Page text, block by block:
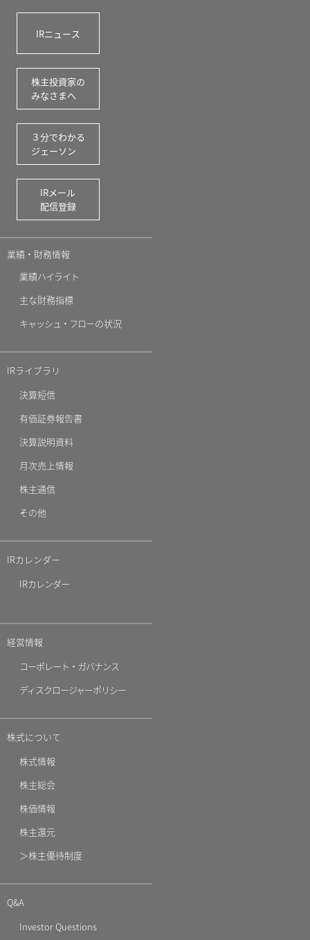
IRニュース
株主投資家の
みなさまへ
３分でわかる
ジェーソン
IRメール
配信登録
業績・財務情報
業績ハイライト
主な財務指標
キャッシュ・フローの状況
IRライブラリ
決算短信
有価証券報告書
決算説明資料
月次売上情報
株主通信
その他
IRカレンダー
IRカレンダー
経営情報
コーポレート・ガバナンス
ディスクロージャーポリシー
株式について
株式情報
株主総会
株価情報
株主還元
＞株主優待制度
Q&A
Investor Questions